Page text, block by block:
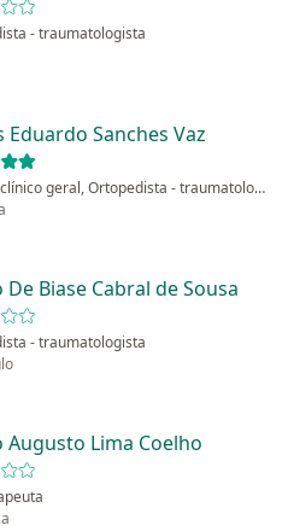
- traumatologista
Eduardo Sanches Vaz
Médico clínico geral, Ortopedista - traumatologista
De Biase Cabral de Sousa
- traumatologista
Augusto Lima Coelho